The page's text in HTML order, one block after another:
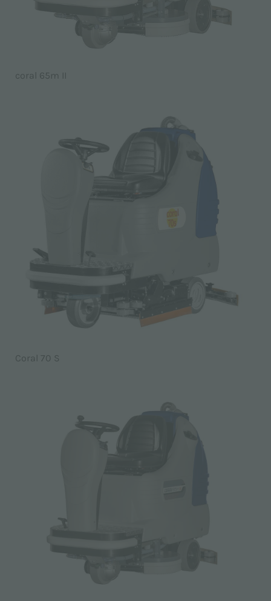
coral 65m II
Coral 70 S